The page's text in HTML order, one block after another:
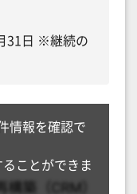
31日 ※継続の
情報を確認で
ことができま